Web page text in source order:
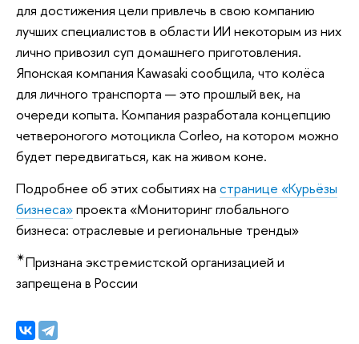
для достижения цели привлечь в свою компанию
лучших специалистов в области ИИ некоторым из них
лично привозил суп домашнего приготовления.
Японская компания Kawasaki сообщила, что колёса
для личного транспорта — это прошлый век, на
очереди копыта. Компания разработала концепцию
четвероногого мотоцикла Corleo, на котором можно
будет передвигаться, как на живом коне.
Подробнее об этих событиях на странице «Курьёзы
бизнеса»проекта «Мониторинг глобального
бизнеса: отраслевые и региональные тренды»
✴Признана экстремистской организацией и
запрещена в России